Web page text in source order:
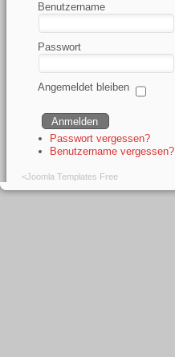
Benutzername
Passwort
Angemeldet bleiben
Passwort vergessen?
Benutzername vergessen?
<Joomla Templates Free